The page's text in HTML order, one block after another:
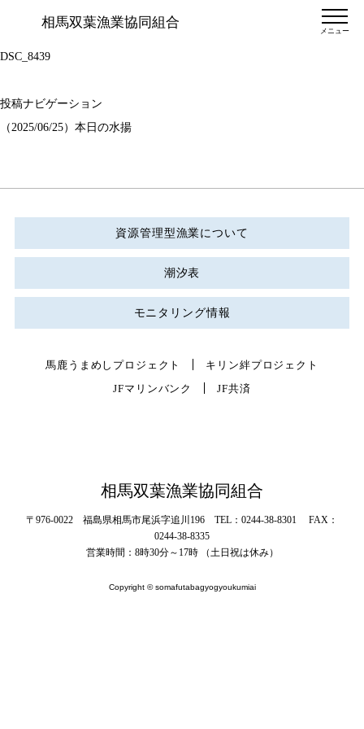
相馬双葉漁業協同組合
メニュー
DSC_8439
投稿ナビゲーション
（2025/06/25）本日の水揚
資源管理型漁業について
潮汐表
モニタリング情報
馬鹿うまめしプロジェクト
キリン絆プロジェクト
JFマリンバンク
JF共済
相馬双葉漁業協同組合
〒976-0022 福島県相馬市尾浜字追川196 TEL：0244-38-8301 FAX：
0244-38-8335
営業時間：8時30分～17時 （土日祝は休み）
Copyright © somafutabagyogyoukumiai